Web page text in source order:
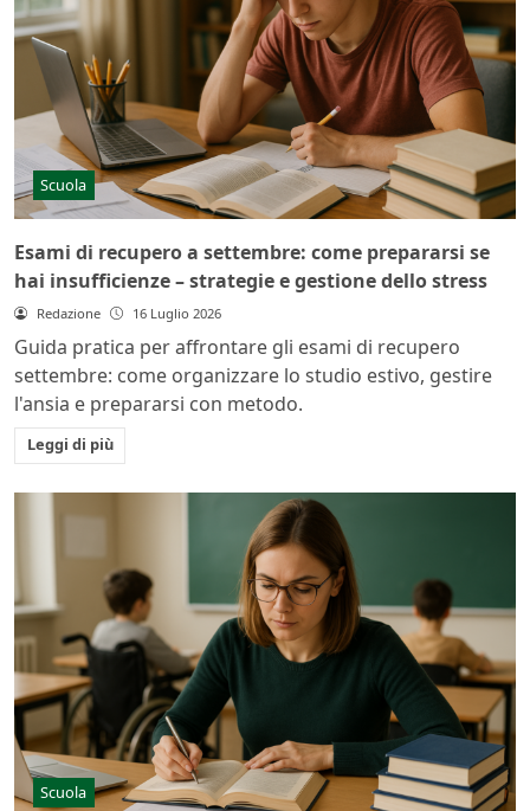
Scuola
Esami di recupero a settembre: come prepararsi se
hai insufficienze – strategie e gestione dello stress
Redazione 16 Luglio 2026
Guida pratica per affrontare gli esami di recupero
settembre: come organizzare lo studio estivo, gestire
l'ansia e prepararsi con metodo.
Leggi di più
Scuola